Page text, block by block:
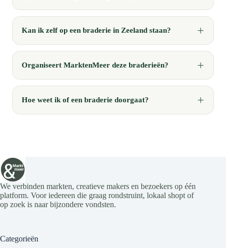
Kan ik zelf op een braderie in Zeeland staan?
Organiseert MarktenMeer deze braderieën?
Hoe weet ik of een braderie doorgaat?
We verbinden markten, creatieve makers en bezoekers op één
platform. Voor iedereen die graag rondstruint, lokaal shopt of
op zoek is naar bijzondere vondsten.
Categorieën